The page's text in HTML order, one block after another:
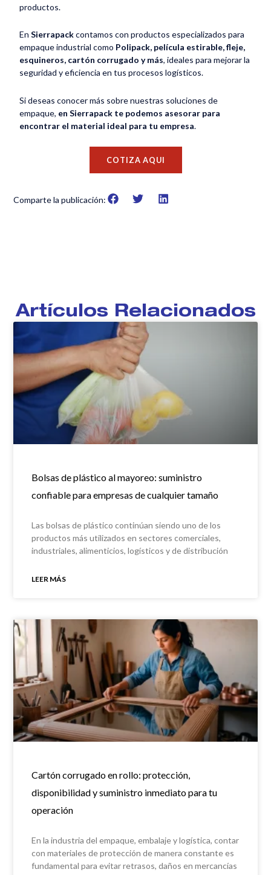
productos.
EnSierrapackcontamos con productos especializados para
empaque industrial como Polipack, película estirable, fleje,
esquineros, cartón corrugado y más, ideales para mejorar la
seguridad y eficiencia en tus procesos logísticos.
Si deseas conocer más sobre nuestras soluciones de
empaque, en Sierrapack te podemos asesorar para
encontrar el material ideal para tu empresa.
COTIZA AQUI
Comparte la publicación:
Artículos Relacionados
Bolsas de plástico al mayoreo: suministro
confiable para empresas de cualquier tamaño
Las bolsas de plástico continúan siendo uno de los
productos más utilizados en sectores comerciales,
industriales, alimenticios, logísticos y de distribución
LEER MÁS
Cartón corrugado en rollo: protección,
disponibilidad y suministro inmediato para tu
operación
En la industria del empaque, embalaje y logística, contar
con materiales de protección de manera constante es
fundamental para evitar retrasos, daños en mercancías